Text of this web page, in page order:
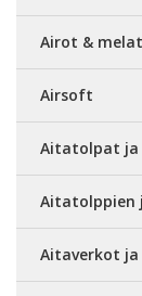
Airot & melat
Airsoft
Aitatolpat
Aitatolppien
Aitaverkot